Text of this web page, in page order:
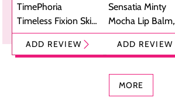
TimePhoria
Timeless Fixion Skin
Tint Stick,
Foundation dan
ADD REVIEW
Sensatia Minty
Mocha Lip Balm,
Pelembap Bibir
dengan Aroma
ADD REVIEW
MORE